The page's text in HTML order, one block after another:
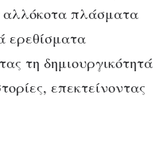
αλλόκοτα πλάσματα
ερεθίσματα
τη δημιουργικότητά
επεκτείνοντας